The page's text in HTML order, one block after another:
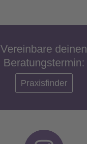
Vereinbare deinen
Beratungstermin:
Praxisfinder